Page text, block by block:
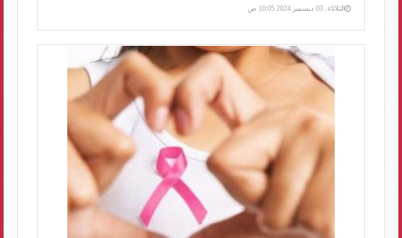
الثلاثاء، 03 ديسمبر 2024 10:05 ص